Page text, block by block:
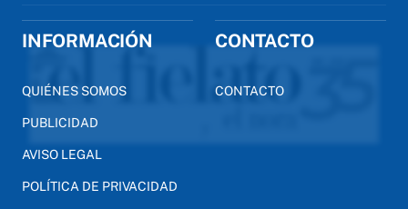
INFORMACIÓN
QUIÉNES SOMOS
PUBLICIDAD
AVISO LEGAL
POLÍTICA DE PRIVACIDAD
CONTACTO
CONTACTO